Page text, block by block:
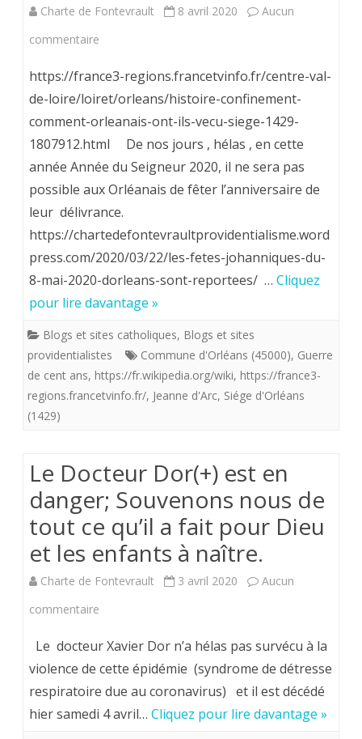
Charte de Fontevrault 8 avril 2020
Aucun
commentaire
Orléanais
supportèrent
longtemps
confinement
des
“Anglois”.
https://france3-regions.francetvinfo.fr/centre-val-
de-loire/loiret/orleans/histoire-confinement-
comment-orleanais-ont-ils-vecu-siege-1429-
1807912.html De nos jours , hélas , en cette
année Année du Seigneur 2020, il ne sera pas
possible aux Orléanais de fêter l’anniversaire de
leur délivrance.
https://chartedefontevraultprovidentialisme.word
press.com/2020/03/22/les-fetes-johanniques-du-
8-mai-2020-dorleans-sont-reportees/ … Cliquez
pour lire davantage »
Blogs et sites catholiques, Blogs et sites
providentialistes
Commune d'Orléans (45000), Guerre
de cent ans, https://fr.wikipedia.org/wiki, https://france3-
regions.francetvinfo.fr/, Jeanne d'Arc, Siége d'Orléans
(1429)
Le Docteur Dor(+) est en
danger; Souvenons nous de
tout ce qu’il a fait pour Dieu
et les enfants à naître.
Charte de Fontevrault 3 avril 2020
Aucun
commentaire
Docteur
Dor(+)
est
Le docteur Xavier Dor n’a hélas pas survécu à la
violence de cette épidémie (syndrome de détresse
respiratoire due au coronavirus) et il est décédé
hier samedi 4 avril… Cliquez pour lire davantage »